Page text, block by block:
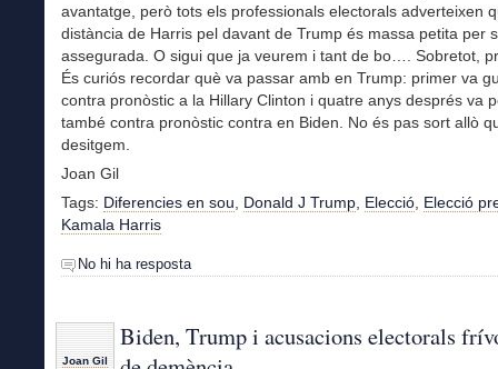
avantatge, però tots els professionals electorals adverteixen
distància de Harris pel davant de Trump és massa petita per
assegurada. O sigui que ja veurem i tant de bo…. Sobretot,
És curiós recordar què va passar amb en Trump: primer va
contra pronòstic a la Hillary Clinton i quatre anys després va
també contra pronòstic contra en Biden. No és pas sort allò
desitgem.
Joan Gil
Tags: Diferencies en sou Donald J Trump Elecció Elecció
Kamala Harris
No hi ha resposta
Joan Gil
Biden, Trump i acusacions electorals